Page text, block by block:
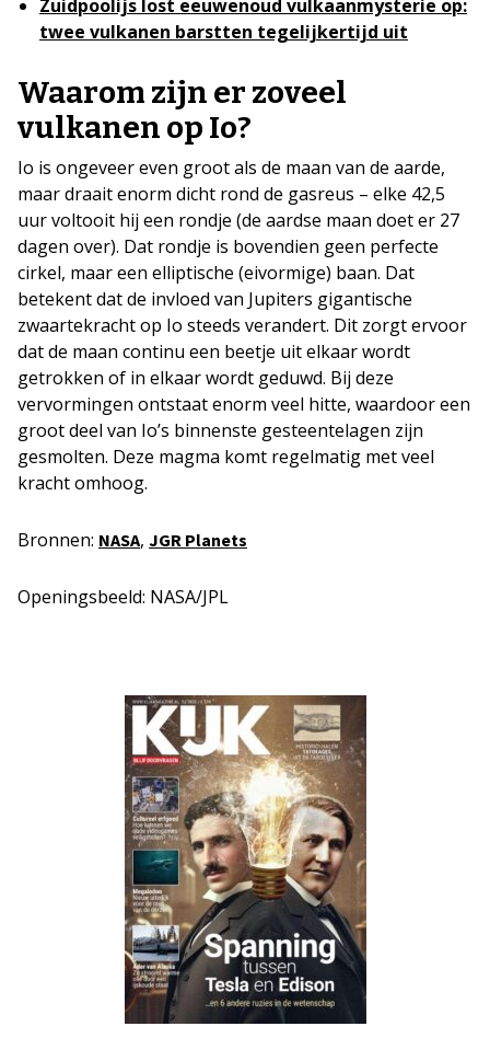
Zuidpoolijs lost eeuwenoud vulkaanmysterie op:
twee vulkanen barstten tegelijkertijd uit
Waarom zijn er zoveel
vulkanen op Io?
Io is ongeveer even groot als de maan van de aarde,
maar draait enorm dicht rond de gasreus – elke 42,5
uur voltooit hij een rondje (de aardse maan doet er 27
dagen over). Dat rondje is bovendien geen perfecte
cirkel, maar een elliptische (eivormige) baan. Dat
betekent dat de invloed van Jupiters gigantische
zwaartekracht op Io steeds verandert. Dit zorgt ervoor
dat de maan continu een beetje uit elkaar wordt
getrokken of in elkaar wordt geduwd. Bij deze
vervormingen ontstaat enorm veel hitte, waardoor een
groot deel van Io’s binnenste gesteentelagen zijn
gesmolten. Deze magma komt regelmatig met veel
kracht omhoog.
Bronnen: NASA, JGR Planets
Openingsbeeld: NASA/JPL